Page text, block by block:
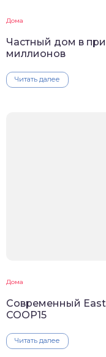
Дома
Частный дом в
миллионов
Читать далее
Дома
Современный East
COOP15
Читать далее